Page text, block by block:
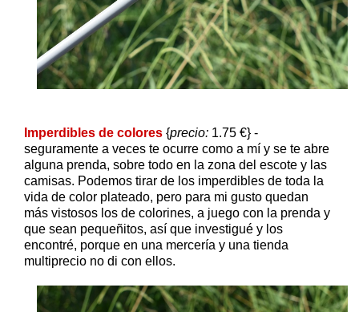
Imperdibles de colores {precio: 1.75 €} -
seguramente a veces te ocurre como a mí y se te abre
alguna prenda, sobre todo en la zona del escote y las
camisas. Podemos tirar de los imperdibles de toda la
vida de color plateado, pero para mi gusto quedan
más vistosos los de colorines, a juego con la prenda y
que sean pequeñitos, así que investigué y los
encontré, porque en una mercería y una tienda
multiprecio no di con ellos.